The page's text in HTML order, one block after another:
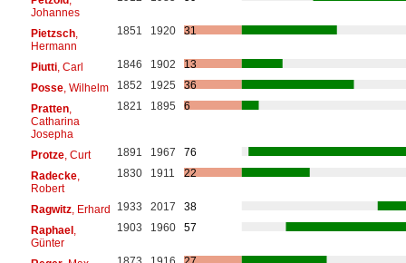
Johannes
Pietzsch,
Hermann
1851 1920 31
Piutti, Carl 1846 1902
13
Posse, Wilhelm 1852 1925
36
Pratten,
Catharina
Josepha
1821 1895 6
Protze, Curt 1891 1967
76
Radecke,
Robert
1830 1911 22
Ragwitz, Erhard 1933 2017
38
Raphael,
Günter
1903 1960 57